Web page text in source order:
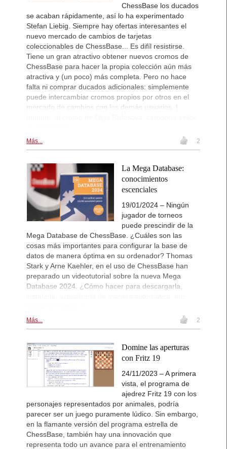
ChessBase los ducados
se acaban rápidamente, así lo ha experimentado
Stefan Liebig. Siempre hay ofertas interesantes el
nuevo mercado de cambios de tarjetas
coleccionables de ChessBase... Es difíl resistirse.
Tiene un gran atractivo obtener nuevos cromos de
ChessBase para hacer la propia colección aún más
atractiva y (un poco) más completa. Pero no hace
falta ni comprar ducados adicionales: simplemente
puede intercambiar cromos propios por otros en el
mercado de cambios con los demás usuarios. |
Más... 2
La Mega Database:
conocimientos
escenciales
19/01/2024 – Ningún
jugador de torneos
puede prescindir de la
Mega Database de ChessBase. ¿Cuáles son las
cosas más importantes para configurar la base de
datos de manera óptima en su ordenador? Thomas
Stark y Arne Kaehler, en el uso de ChessBase han
preparado un videotutorial sobre la nueva Mega
Database 2024. ¿Cómo hacer para descargarla,
Más... 2
Domine las aperturas
con Fritz 19
24/11/2023 – A primera
vista, el programa de
ajedrez Fritz 19 con los
personajes representados por animales, podría
parecer ser un juego puramente lúdico. Sin embargo,
en la flamante versión del programa estrella de
ChessBase, también hay una innovación que
representa todo un avance para el entrenamiento